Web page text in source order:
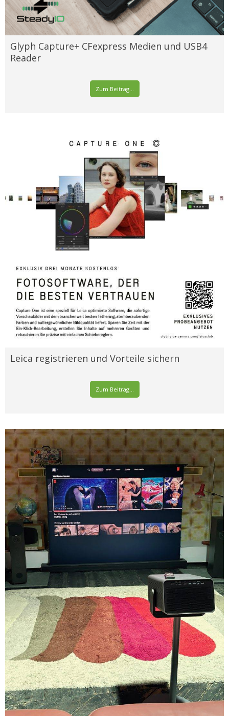
Glyph Capture+ CFexpress Medien und USB4
Reader
Zum Beitrag...
Leica registrieren und Vorteile sichern
Zum Beitrag...